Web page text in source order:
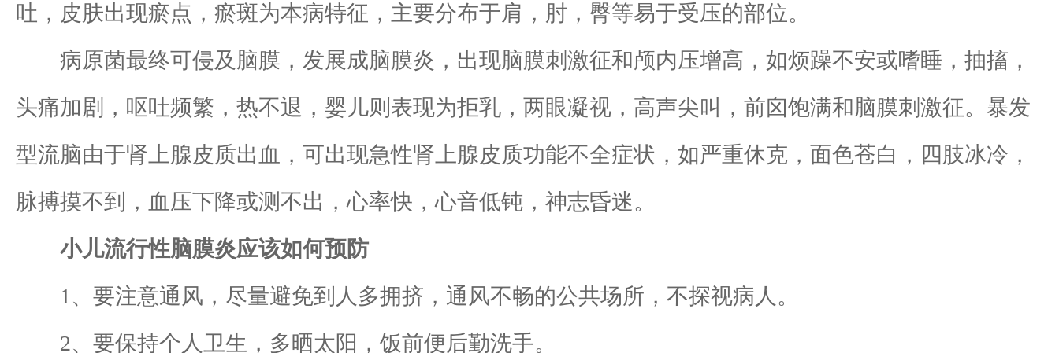
吐，皮肤出现瘀点，瘀斑为本病特征，主要分布于肩，肘，臀等易于受压的部位。
病原菌最终可侵及脑膜，发展成脑膜炎，出现脑膜刺激征和颅内压增高，如烦躁不安或嗜睡，抽搐，
头痛加剧，呕吐频繁，热不退，婴儿则表现为拒乳，两眼凝视，高声尖叫，前囟饱满和脑膜刺激征。暴发
型流脑由于肾上腺皮质出血，可出现急性肾上腺皮质功能不全症状，如严重休克，面色苍白，四肢冰冷，
脉搏摸不到，血压下降或测不出，心率快，心音低钝，神志昏迷。
小儿流行性脑膜炎应该如何预防
1、要注意通风，尽量避免到人多拥挤，通风不畅的公共场所，不探视病人。
2、要保持个人卫生，多晒太阳，饭前便后勤洗手。